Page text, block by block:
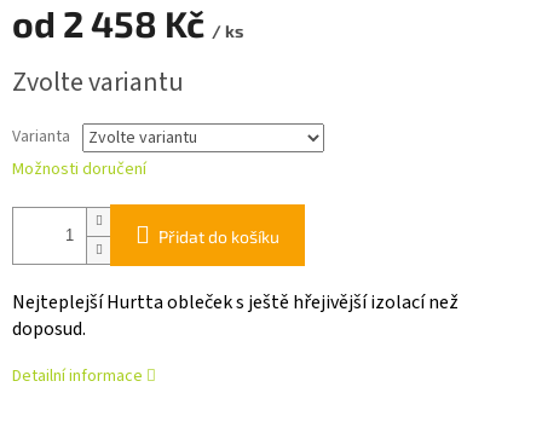
od 2 458 Kč / ks
cena:
Zvolte variantu
Varianta
Možnosti doručení
Přidat do košíku
Nejteplejší Hurtta obleček s ještě hřejivější izolací než
doposud.
Detailní informace